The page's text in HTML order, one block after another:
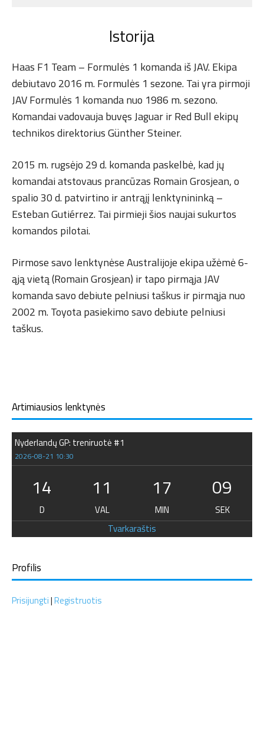
Istorija
Haas F1 Team – Formulės 1 komanda iš JAV. Ekipa
debiutavo 2016 m. Formulės 1 sezone. Tai yra pirmoji
JAV Formulės 1 komanda nuo 1986 m. sezono.
Komandai vadovauja buvęs Jaguar ir Red Bull ekipų
technikos direktorius Günther Steiner.
2015 m. rugsėjo 29 d. komanda paskelbė, kad jų
komandai atstovaus prancūzas Romain Grosjean, o
spalio 30 d. patvirtino ir antrąjį lenktynininką –
Esteban Gutiérrez. Tai pirmieji šios naujai sukurtos
komandos pilotai.
Pirmose savo lenktynėse Australijoje ekipa užėmė 6-
ąją vietą (Romain Grosjean) ir tapo pirmąja JAV
komanda savo debiute pelniusi taškus ir pirmąja nuo
2002 m. Toyota pasiekimo savo debiute pelniusi
taškus.
Artimiausios lenktynės
Nyderlandų GP: treniruotė #1
2026-08-21 10:30
14
D
11
VAL
17
MIN
09
SEK
Tvarkaraštis
Profilis
Prisijungti|Registruotis